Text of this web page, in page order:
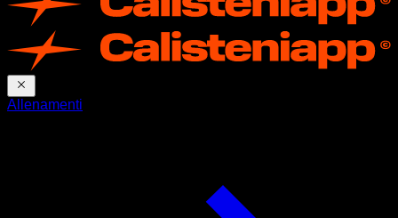
Allenamenti